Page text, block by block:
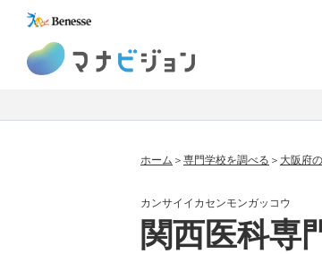
ホーム 専門学校を調べる 大阪府
カンサイイカセンモンガッコウ
関西医科専